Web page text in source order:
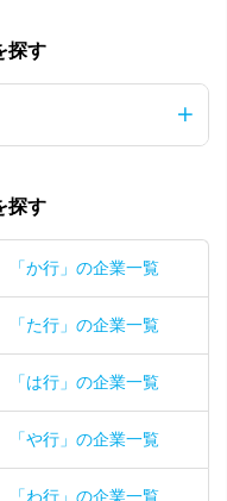
探す
探す
「か行」の企業一覧
「た行」の企業一覧
「は行」の企業一覧
「や行」の企業一覧
「わ行」の企業一覧